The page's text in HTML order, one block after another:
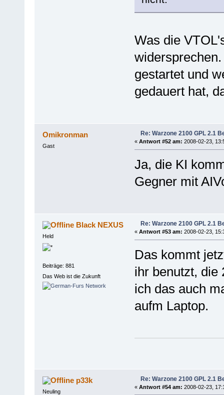
Was die
gestartet und
gedauert hat,
Omikronman
Gast
Re: Warzone 2100 GPL 2.1
« Antwort #52 am: 2008-02-23,
Ja, die KI
Gegner mit
Black NEXUS
Held
Beiträge: 881
Das Web ist die Zukunft
Re: Warzone 2100 GPL 2.1
« Antwort #53 am: 2008-02-23,
Das kommt
ihr benutzt, die
ich das auch
aufm Laptop.
p33k
Neuling
Re: Warzone 2100 GPL 2.1
« Antwort #54 am: 2008-02-23,